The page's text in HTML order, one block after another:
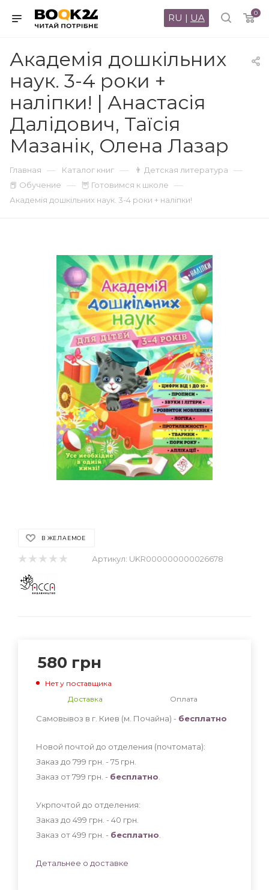
0
RU | UA
Академія дошкільних
наук. 3-4 роки +
наліпки! | Анастасія
Далідович, Таїсія
Мазанік, Олена Лазар
Главная — Каталог книг — 👨 Детская литература —
📕 Обучение — 🦉 Готовимся к школе —
Академія дошкільних наук. 3-4 роки + наліпки!
В ЖЕЛАЕМОЕ
Артикул: UKR000000000026678
580 грн
Нет у поставщика
Доставка
Оплата
Самовывоз в г. Киев (м. Почайна) - бесплатно
Новой почтой до отделения (почтомата):
Заказ до 799 грн. - 75 грн
Заказ от 799 грн. - бесплатно
Укрпочтой до отделения:
Заказ до 499 грн. - 40 грн
Заказ от 499 грн. - бесплатно
Детальнее о доставке